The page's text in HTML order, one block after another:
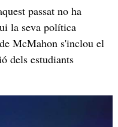
passat no ha
la seva política
McMahon s'inclou el
dels estudiants